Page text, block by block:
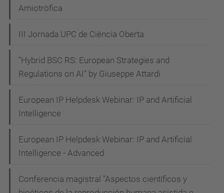
Amiotròfica
III Jornada UPC de Ciència Oberta
"Hybrid BSC RS: European Strategies and
Regulations on AI" by Giuseppe Attardi
European IP Helpdesk Webinar: IP and Artificial
Intelligence
European IP Helpdesk Webinar: IP and Artificial
Intelligence - Advanced
Conferencia magistral "Aspectos científicos y